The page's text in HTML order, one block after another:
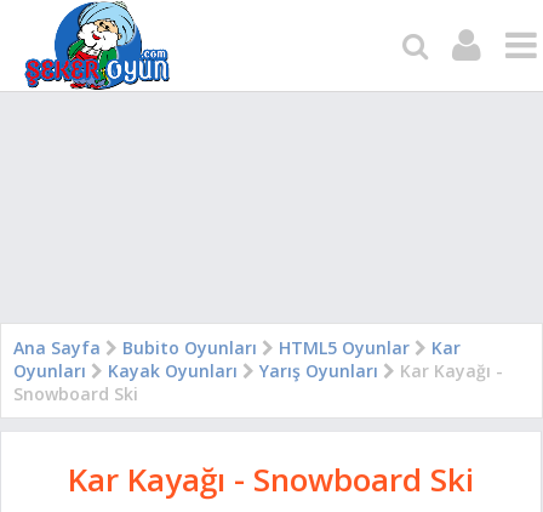
Ana Sayfa Bubito Oyunları HTML5 Oyunlar
Kar
Oyunları
Kayak Oyunları Yarış Oyunları
Kar Kayağı -
Snowboard Ski
Kar Kayağı - Snowboard Ski